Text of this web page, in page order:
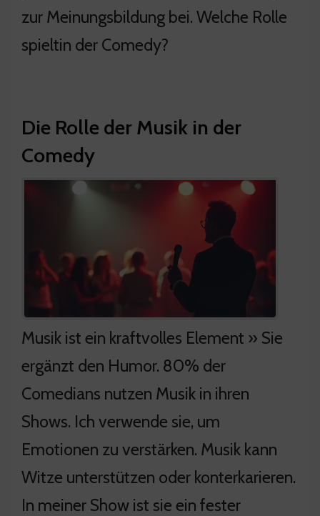
zur Meinungsbildung bei. Welche Rolle
spieltin der Comedy?
Die Rolle der Musik in der
Comedy
Musik ist ein kraftvolles Element » Sie
ergänzt den Humor. 80% der
Comedians nutzen Musik in ihren
Shows. Ich verwende sie, um
Emotionen zu verstärken. Musik kann
Witze unterstützen oder konterkarieren.
In meiner Show ist sie ein fester